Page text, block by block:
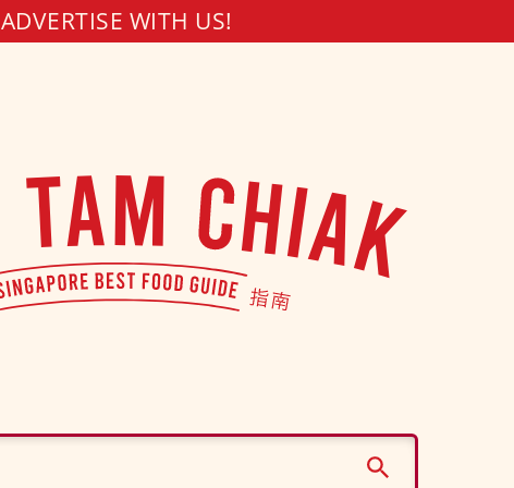
ADVERTISE WITH US!